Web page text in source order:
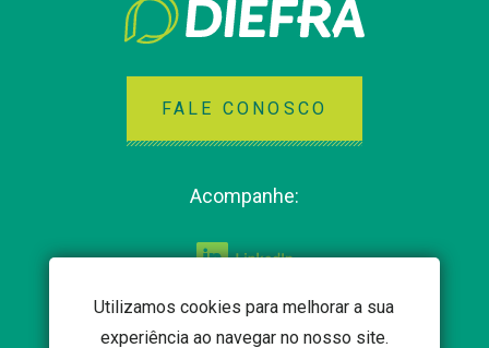
FALE CONOSCO
Acompanhe:
Utilizamos cookies para melhorar a sua
experiência ao navegar no nosso site.